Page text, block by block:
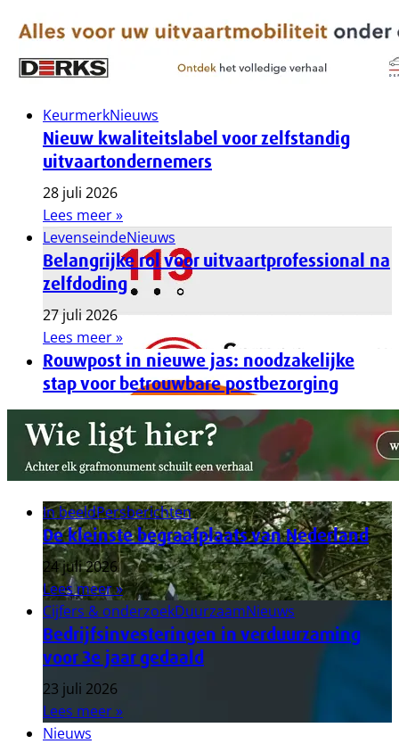
KeurmerkNieuws
Nieuw kwaliteitslabel voor zelfstandig
uitvaartondernemers
28 juli 2026
Lees meer »
LevenseindeNieuws
Belangrijke rol voor uitvaartprofessional na
zelfdoding
27 juli 2026
Lees meer »
Rouwpost in nieuwe jas: noodzakelijke
stap voor betrouwbare postbezorging
In beeldPersberichten
De kleinste begraafplaats van Nederland
24 juli 2026
Lees meer »
Cijfers & onderzoekDuurzaamNieuws
Bedrijfsinvesteringen in verduurzaming
voor 3e jaar gedaald
23 juli 2026
Lees meer »
Nieuws